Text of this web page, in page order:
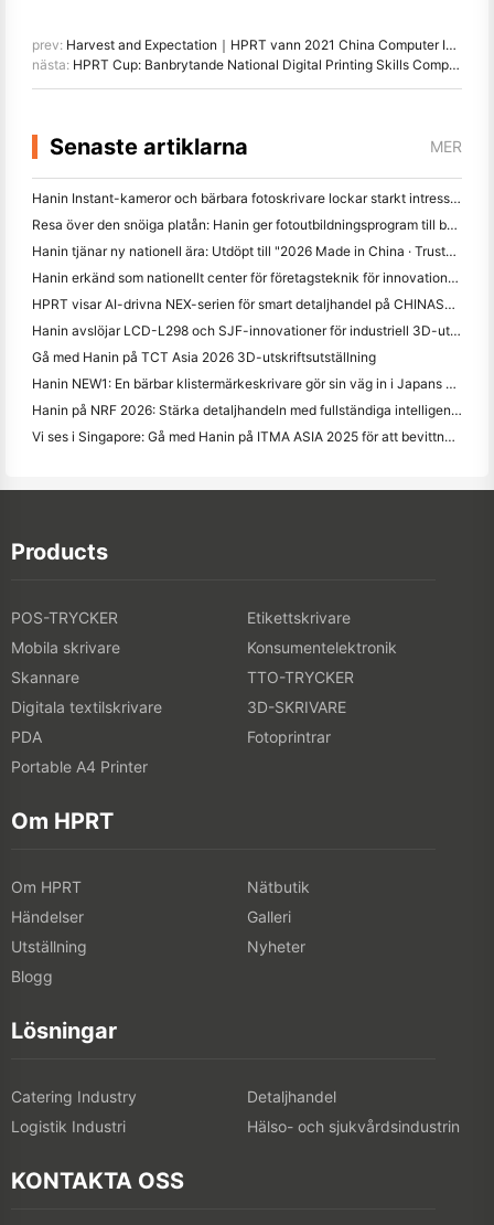
prev: Harvest and Expectation｜HPRT vann 2021 China Computer Industry Development Achievement Award!
nästa: HPRT Cup: Banbrytande National Digital Printing Skills Competition
Senaste artiklarna MER
Hanin Instant-kameror och bärbara fotoskrivare lockar starkt intresse på IEAE Shenzhen 2026
Resa över den snöiga platån: Hanin ger fotoutbildningsprogram till barn i Qamdo
Hanin tjänar ny nationell ära: Utdöpt till "2026 Made in China · Trusted Brand by Consumers"
Hanin erkänd som nationellt center för företagsteknik för innovationsledarskap
HPRT visar AI-drivna NEX-serien för smart detaljhandel på CHINASHOP 2026
Hanin avslöjar LCD-L298 och SJF-innovationer för industriell 3D-utskrift på TCT Asia 2026
Gå med Hanin på TCT Asia 2026 3D-utskriftsutställning
Hanin NEW1: En bärbar klistermärkeskrivare gör sin väg in i Japans LOFT-butiker
Hanin på NRF 2026: Stärka detaljhandeln med fullständiga intelligenta trycklösningar
Vi ses i Singapore: Gå med Hanin på ITMA ASIA 2025 för att bevittna den senaste digitala utskriftstekniken
Products
POS-TRYCKER
Etikettskrivare
Mobila skrivare
Konsumentelektronik
Skannare
TTO-TRYCKER
Digitala textilskrivare
3D-SKRIVARE
PDA
Fotoprintrar
Portable A4 Printer
Om HPRT
Om HPRT
Nätbutik
Händelser
Galleri
Utställning
Nyheter
Blogg
Lösningar
Catering Industry
Detaljhandel
Logistik Industri
Hälso- och sjukvårdsindustrin
KONTAKTA OSS